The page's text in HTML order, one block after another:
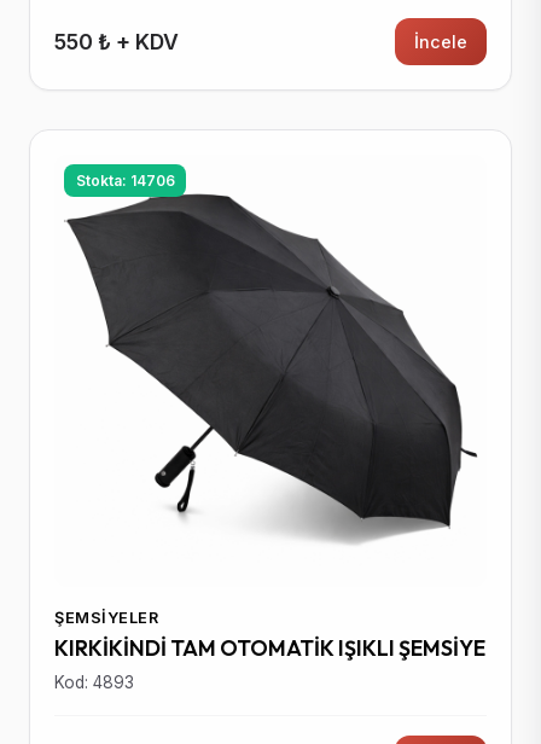
550 ₺ + KDV İncele
Stokta: 14706
ŞEMSIYELER
KIRKİKİNDİ TAM OTOMATİK IŞIKLI ŞEMSİYE
Kod: 4893